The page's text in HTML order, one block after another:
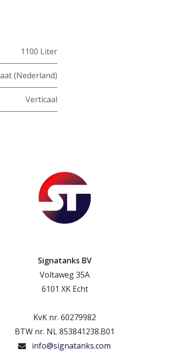
1100 Liter
(Nederland)
Verticaal
Signatanks BV
Voltaweg 35A
6101 XK Echt
KvK nr. 60279982
BTW nr. NL 853841238.B01
info@signatanks.com